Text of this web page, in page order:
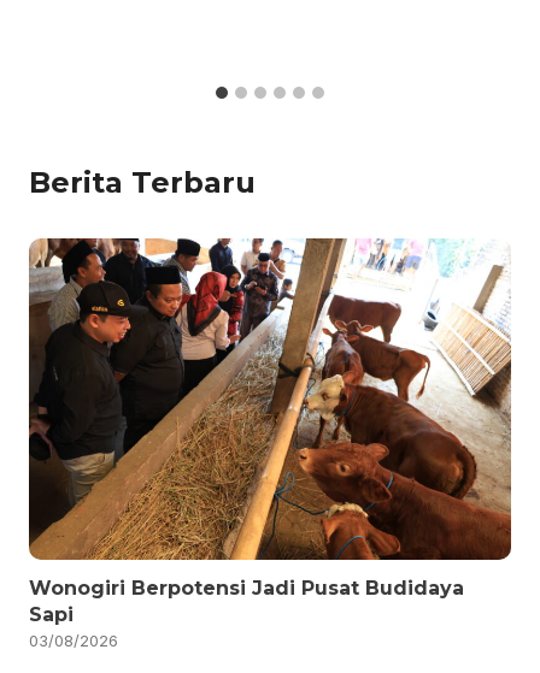
Berita Terbaru
Wonogiri Berpotensi Jadi Pusat Budidaya
Sapi
03/08/2026